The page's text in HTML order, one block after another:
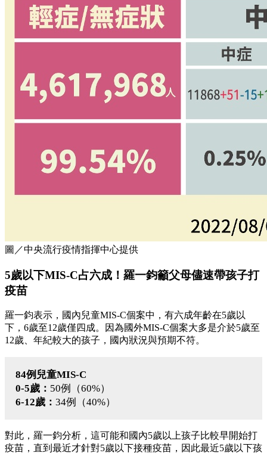
圖／中央流行疫情指揮中心提供
5歲以下MIS-C占六成！羅一鈞籲父母儘速帶孩子打
疫苗
羅一鈞表示，國內兒童MIS-C個案中，有六成年齡在5歲以
下，6歲至12歲僅四成。因為國外MIS-C個案大多是介於5歲至
12歲、年紀較大的孩子，國內狀況與預期不符。
84例兒童MIS-C
0-5歲： 50例（60%）
6-12歲： 34例（40%）
對此，羅一鈞分析，這可能和國內5歲以上孩子比較早開始打
疫苗，直到最近才針對5歲以下接種疫苗，因此最近5歲以下孩